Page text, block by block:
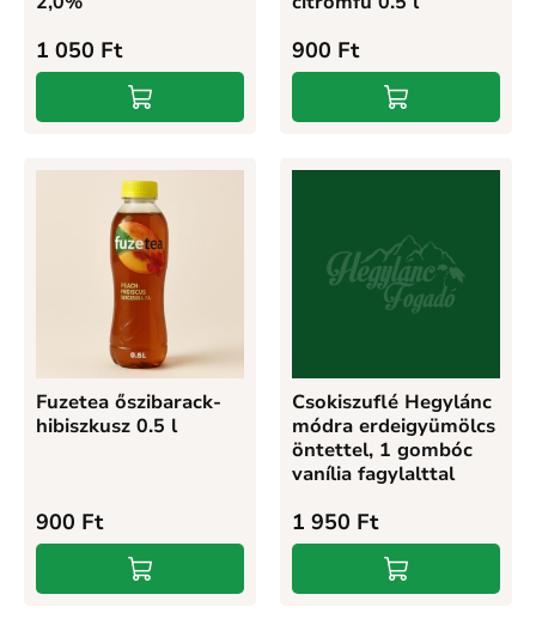
1 050 Ft 900 Ft
Fuzetea őszibarack-
hibiszkusz 0.5 l
900 Ft
Csokiszuflé Hegylánc
módra erdeigyümölcs
öntettel, 1 gombóc
vanília fagylalttal
1 950 Ft